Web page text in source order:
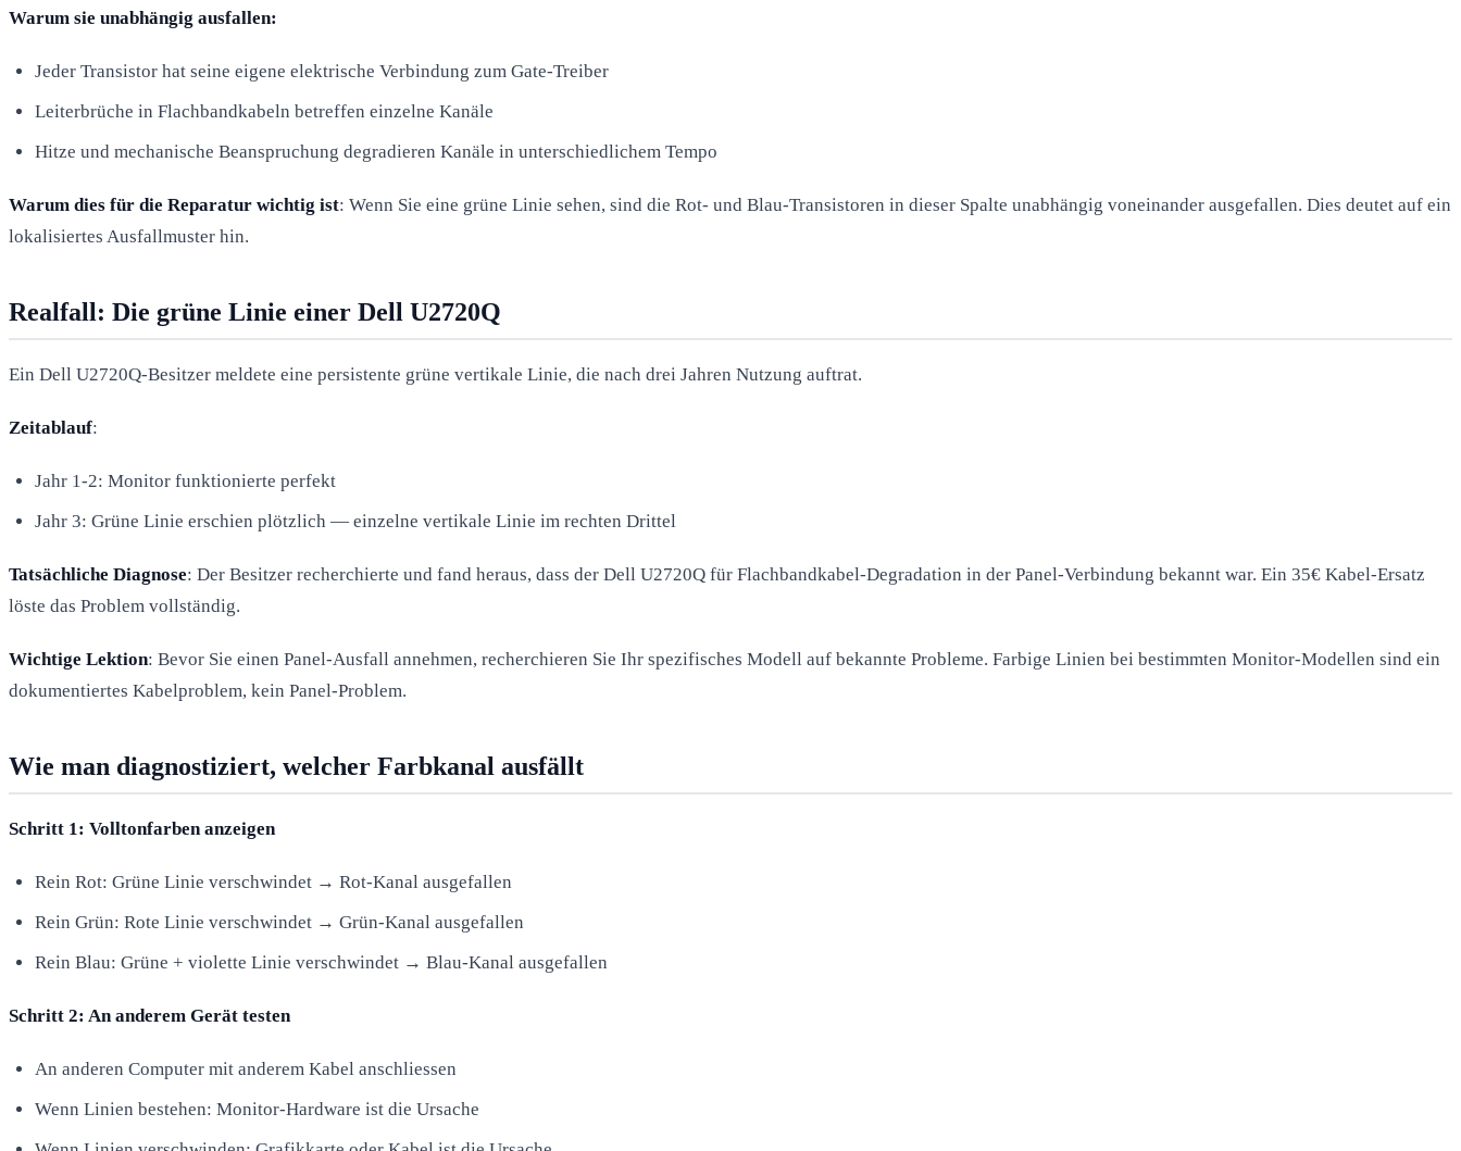
Warum sie unabhängig ausfallen:
Jeder Transistor hat seine eigene elektrische Verbindung zum Gate-Treiber
Leiterbrüche in Flachbandkabeln betreffen einzelne Kanäle
Hitze und mechanische Beanspruchung degradieren Kanäle in unterschiedlichem Tempo
Warum dies für die Reparatur wichtig ist: Wenn Sie eine grüne Linie sehen, sind die Rot- und Blau-Transistoren in dieser Spalte unabhängig voneinander ausgefallen. Dies deutet auf ein
lokalisiertes Ausfallmuster hin.
Realfall: Die grüne Linie einer Dell U2720Q
Ein Dell U2720Q-Besitzer meldete eine persistente grüne vertikale Linie, die nach drei Jahren Nutzung auftrat.
Zeitablauf:
Jahr 1-2: Monitor funktionierte perfekt
Jahr 3: Grüne Linie erschien plötzlich — einzelne vertikale Linie im rechten Drittel
Tatsächliche Diagnose: Der Besitzer recherchierte und fand heraus, dass der Dell U2720Q für Flachbandkabel-Degradation in der Panel-Verbindung bekannt war. Ein 35€ Kabel-Ersatz
löste das Problem vollständig.
Wichtige Lektion: Bevor Sie einen Panel-Ausfall annehmen, recherchieren Sie Ihr spezifisches Modell auf bekannte Probleme. Farbige Linien bei bestimmten Monitor-Modellen sind ein
dokumentiertes Kabelproblem, kein Panel-Problem.
Wie man diagnostiziert, welcher Farbkanal ausfällt
Schritt 1: Volltonfarben anzeigen
Rein Rot: Grüne Linie verschwindet → Rot-Kanal ausgefallen
Rein Grün: Rote Linie verschwindet → Grün-Kanal ausgefallen
Rein Blau: Grüne + violette Linie verschwindet → Blau-Kanal ausgefallen
Schritt 2: An anderem Gerät testen
An anderen Computer mit anderem Kabel anschliessen
Wenn Linien bestehen: Monitor-Hardware ist die Ursache